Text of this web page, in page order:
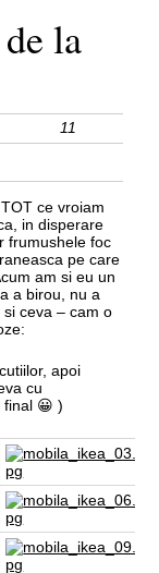
la
11
ce vroiam
in disperare
frumushele foc
pe care
am si eu un
a birou, nu a
ceva – cam o
apoi
cu
😀 )